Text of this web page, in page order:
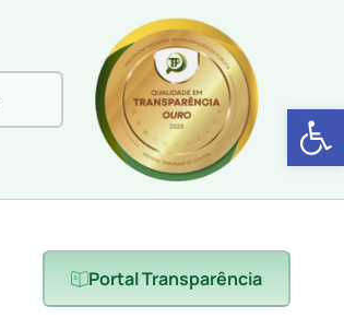
Abrir
Portal Transparência